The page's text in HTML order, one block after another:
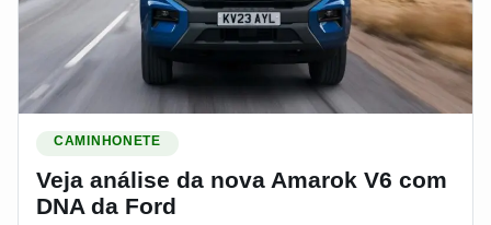
CAMINHONETE
Veja análise da nova Amarok V6 com
DNA da Ford